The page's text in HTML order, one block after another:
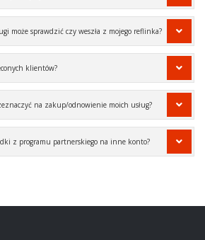
może sprawdzić czy weszła z mojego reflinka?
klientów?
na zakup/odnowienie moich usług?
z programu partnerskiego na inne konto?